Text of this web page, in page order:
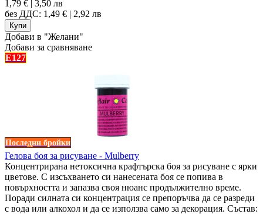
1,79 € | 3,50 лв
без ДДС: 1,49 € | 2,92 лв
Добави в "Желани"
Добави за сравняване
E127
Последни бройки
Гелова боя за рисуване - Mulberry
Концентрирана нетоксична крафтърска боя за рисуване с ярки
цветове. С изсъхването си нанесената боя се попива в
повърхността и запазва своя нюанс продължително време.
Поради силната си концентрация се препоръчва да се разреди
с вода или алкохол и да се използва само за декорация. Състав: